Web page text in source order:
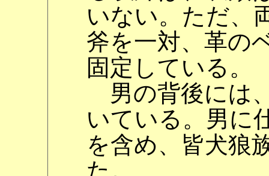
いない。ただ、
斧を一対、革の
固定している。
男の背後には
いている。男に
を含め、皆犬狼
た。